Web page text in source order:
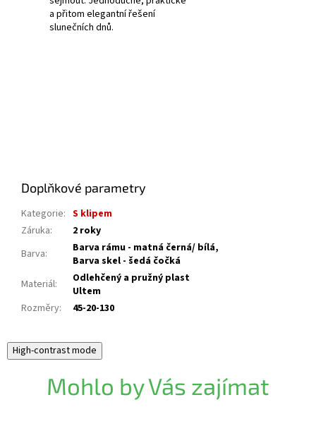
a přitom elegantní řešení
slunečních dnů.
Doplňkové parametry
Kategorie: S klipem
Záruka:
2 roky
Barva:
Barva rámu - matná černá/ bílá,
Barva skel - šedá čočká
Materiál:
Odlehčený a pružný plast
Ultem
Rozměry: 45-20-130
High-contrast mode
Mohlo by Vás zajímat